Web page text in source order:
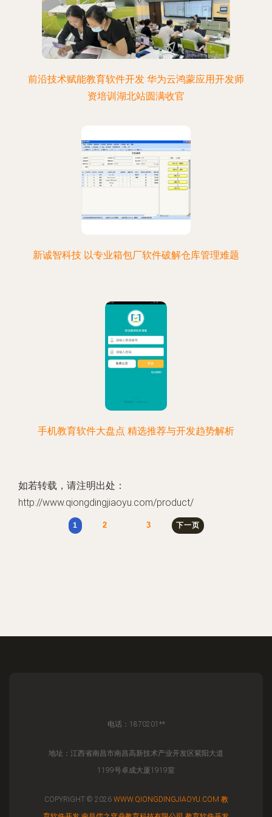
前沿技术赋能教育软件开发 华为云鸿蒙应用开发师
资培训湖北站圆满收官
新诚智科技 以专业箱包厂软件破解仓库管理难题
手机教育软件大盘点 精选推荐与开发趋势解析
如若转载，请注明出处：
http://www.qiongdingjiaoyu.com/product/
1 2 3 下一页
电话：1870201**
地址：江西省南昌市南昌高新技术产业开发区紫阳大道
1199号卓成大厦1919室
COPYRIGHT © 2026 WWW.QIONGDINGJIAOYU.COM 教